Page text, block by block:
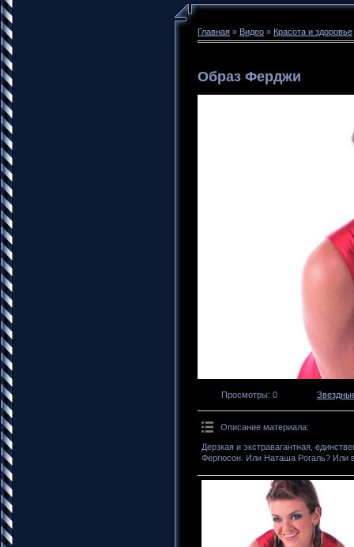
Главная » Видео » Красота и здоровье
Образ Ферджи
Просмотры: 0
Описание материала:
Дерзкая и экстравагантная,
Фергюсон. Или Наташа Рогаль? Или